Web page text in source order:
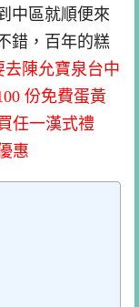
中區就順便來
錯，百年的糕
去陳允寶泉台中
份免費蛋黃
任一漢式禮
惠